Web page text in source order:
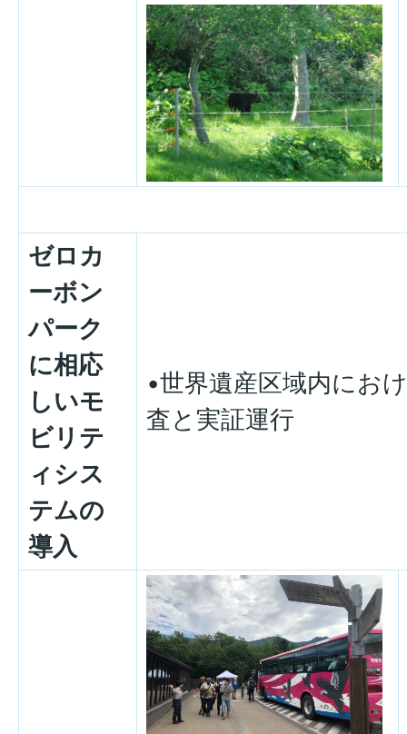
ゼロカ
ーボン
パーク
に相応
しいモ
ビリテ
ィシス
テムの
導入
•世界遺産区域内にお
査と実証運行